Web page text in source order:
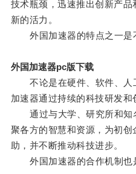
技术瓶颈，迅速推出创新产品
新的活力。
外国加速器的特点之一是
外国加速器pc版下载
不论是在硬件、软件、人
加速器通过持续的科技研发和
通过与大学、研究所和知
聚各方的智慧和资源，为初
助，并不断推动科技进步。
外国加速器的合作机制也